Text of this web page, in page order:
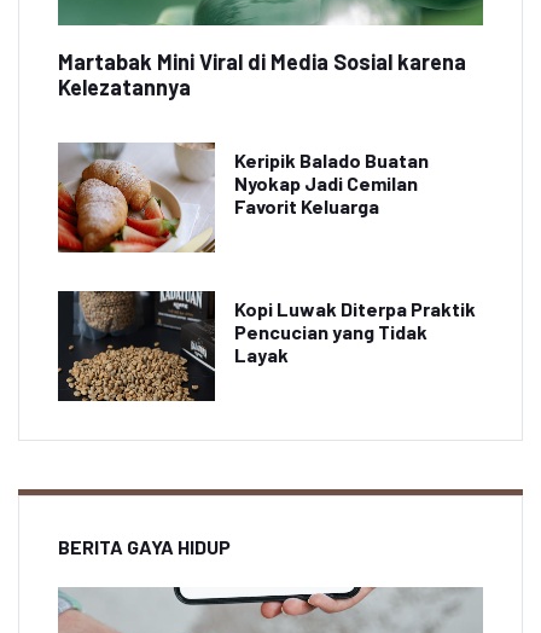
Martabak Mini Viral di Media Sosial karena
Kelezatannya
Keripik Balado Buatan
Nyokap Jadi Cemilan
Favorit Keluarga
Kopi Luwak Diterpa Praktik
Pencucian yang Tidak
Layak
BERITA GAYA HIDUP